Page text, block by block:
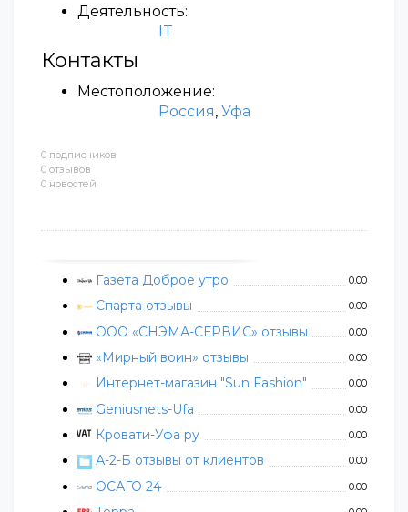
0 подписчиков
0 отзывов
0 новостей
Газета Доброе утро 0.00
Спарта отзывы 0.00
ООО «СНЭМА-СЕРВИС» отзывы 0.00
«Мирный воин» отзывы 0.00
Интернет-магазин "Sun Fashion" 0.00
Geniusnets-Ufa 0.00
Кровати-Уфа ру 0.00
А-2-Б отзывы от клиентов 0.00
ОСАГО 24 0.00
Деятельность:
IT
Контакты
Местоположение:
Россия,Уфа